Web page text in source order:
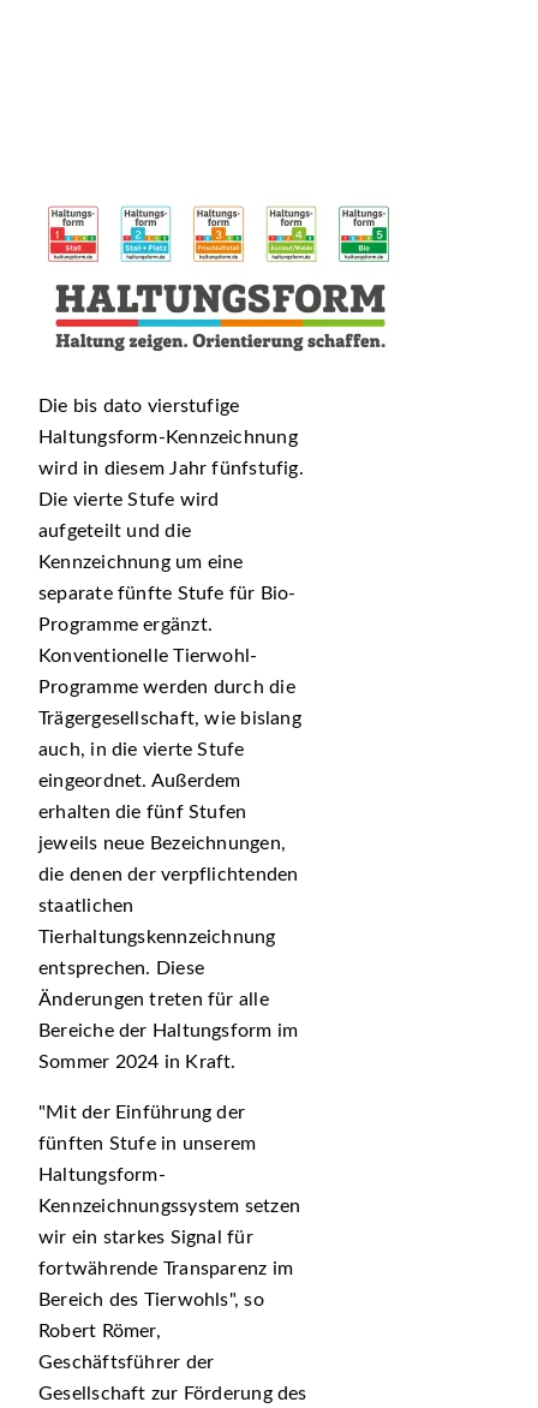
Die bis dato vierstufige
Haltungsform-Kennzeichnung
wird in diesem Jahr fünfstufig.
Die vierte Stufe wird
aufgeteilt und die
Kennzeichnung um eine
separate fünfte Stufe für Bio-
Programme ergänzt.
Konventionelle Tierwohl-
Programme werden durch die
Trägergesellschaft, wie bislang
auch, in die vierte Stufe
eingeordnet. Außerdem
erhalten die fünf Stufen
jeweils neue Bezeichnungen,
die denen der verpflichtenden
staatlichen
Tierhaltungskennzeichnung
entsprechen. Diese
Änderungen treten für alle
Bereiche der Haltungsform im
Sommer 2024 in Kraft.
Mit der Einführung der
fünften Stufe in unserem
Haltungsform-
Kennzeichnungssystem setzen
wir ein starkes Signal für
fortwährende Transparenz im
Bereich des Tierwohls , so
Robert Römer,
Geschäftsführer der
Gesellschaft zur Förderung des